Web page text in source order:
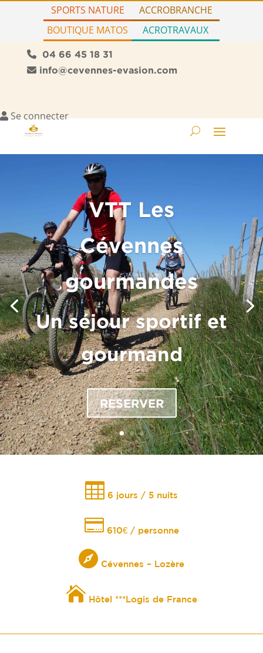
SPORTS NATURE
ACCROBRANCHE
BOUTIQUE MATOS
ACROTRAVAUX
04 66 45 18 31
info@cevennes-evasion.com
Se connecter
VTT Les
Cévennes
gourmandes
Un séjour sportif et
gourmand
RESERVER
 6 jours / 5 nuits
610€ / personne
 Cévennes – Lozère
 Hôtel ***Logis de France